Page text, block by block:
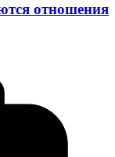
отношения